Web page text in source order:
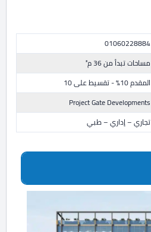
01060228884
مساحات تبدأ من 36 م²
المقدم 10% - تقسيط على 10
Project Gate Developments
تجاري – إداري – طبي